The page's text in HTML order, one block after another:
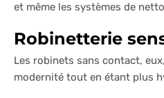
et même les systèmes de
Robinetterie
Les robinets sans contact,
modernité tout en étant plus